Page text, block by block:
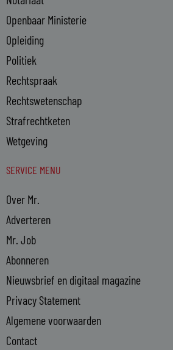
Openbaar Ministerie
Opleiding
Politiek
Rechtspraak
Rechtswetenschap
Strafrechtketen
Wetgeving
SERVICE MENU
Over Mr.
Adverteren
Mr. Job
Abonneren
Nieuwsbrief en digitaal magazine
Privacy Statement
Algemene voorwaarden
Contact